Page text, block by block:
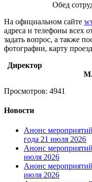
Обед
На официальном сайте
адреса и телефоны всех
задать вопрос, а также
фотографии, карту
Просмотров: 4941
Новости
Анонс мероприятий
года 21 июля 2026
Анонс
июля 2026
Анонс
июля 2026